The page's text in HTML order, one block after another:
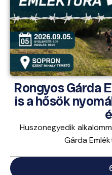
Rongyos Gárda
is a hősök
Huszonegyedik
Gárda